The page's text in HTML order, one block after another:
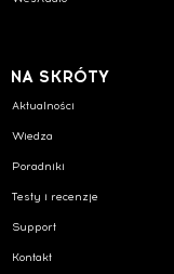
NA SKRÓTY
Aktualności
Wiedza
Poradniki
Testy i recenzje
Support
Kontakt